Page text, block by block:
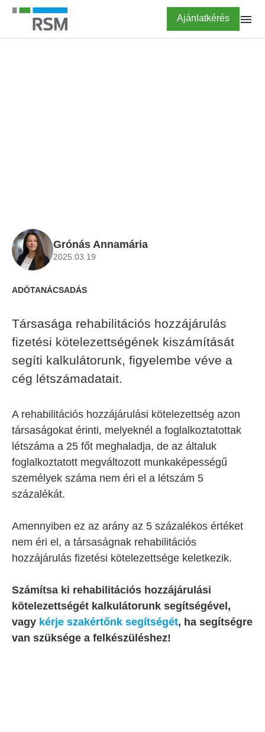
Ugrás
tartalomra
Highlighted
Ajánlatkérés
Grónás Annamária
2025.03.19
ADÓTANÁCSADÁS
Társasága rehabilitációs hozzájárulás
fizetési kötelezettségének kiszámítását
segíti kalkulátorunk, figyelembe véve a
cég létszámadatait.
A rehabilitációs hozzájárulási kötelezettség azon
társaságokat érinti, melyeknél a foglalkoztatottak
létszáma a 25 főt meghaladja, de az általuk
foglalkoztatott megváltozott munkaképességű
személyek száma nem éri el a létszám 5
százalékát.
Amennyiben ez az arány az 5 százalékos értéket
nem éri el, a társaságnak rehabilitációs
hozzájárulás fizetési kötelezettsége keletkezik.
Számítsa ki rehabilitációs hozzájárulási
kötelezettségét kalkulátorunk segítségével,
vagy kérje szakértőnk segítségét, ha segítségre
van szüksége a felkészüléshez!